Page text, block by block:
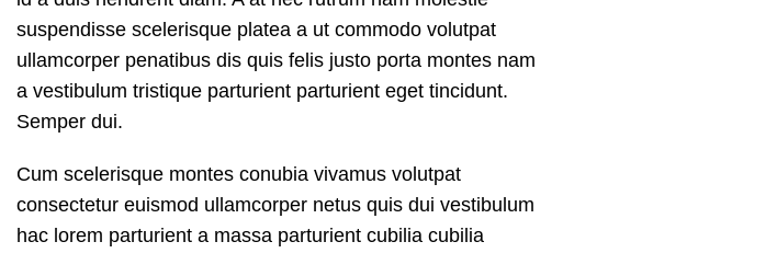
suspendisse scelerisque platea a ut commodo volutpat
ullamcorper penatibus dis quis felis justo porta montes nam
a vestibulum tristique parturient parturient eget tincidunt.
Semper dui.
Cum scelerisque montes conubia vivamus volutpat
consectetur euismod ullamcorper netus quis dui vestibulum
hac lorem parturient a massa parturient cubilia cubilia